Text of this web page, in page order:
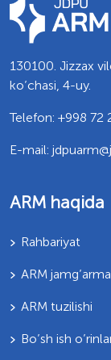
130100. Jizzax
ko’chasi, 4-uy.
Telefon: +998 72
E-mail:
ARM haqida
Rahbariyat
ARM
ARM tuzilishi
Bo’sh ish